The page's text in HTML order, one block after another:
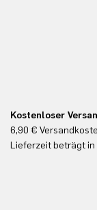
Kostenloser
6,90 €
Lieferzeit beträgt in